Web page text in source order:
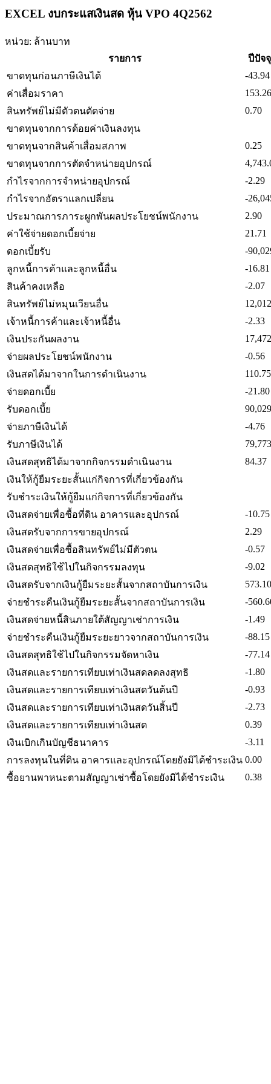
EXCEL งบกระแสเงินสด หุ้น VPO 4Q2562
หน่วย: ล้านบาท
รายการ
ปีปัจ
ขาดทุนก่อนภาษีเงินได้
-43.94
ค่าเสื่อมราคา
153.26
สินทรัพย์ไม่มีตัวตนตัดจ่าย
0.70
ขาดทุนจากการด้อยค่าเงินลงทุน
ขาดทุนจากสินค้าเสื่อมสภาพ
0.25
ขาดทุนจากการตัดจำหน่ายอุปกรณ์
กำไรจากการจำหน่ายอุปกรณ์
-2.29
กำไรจากอัตราแลกเปลี่ยน
-
ประมาณการภาระผูกพันผลประโยชน์พนักงาน
2.90
ค่าใช้จ่ายดอกเบี้ยจ่าย
21.71
ดอกเบี้ยรับ
-
ลูกหนี้การค้าและลูกหนี้อื่น
-16.81
สินค้าคงเหลือ
-2.07
สินทรัพย์ไม่หมุนเวียนอื่น
เจ้าหนี้การค้าและเจ้าหนี้อื่น
-2.33
เงินประกันผลงาน
จ่ายผลประโยชน์พนักงาน
-0.56
เงินสดได้มาจากในการดำเนินงาน
110.75
จ่ายดอกเบี้ย
-21.80
รับดอกเบี้ย
จ่ายภาษีเงินได้
-4.76
รับภาษีเงินได้
เงินสดสุทธิได้มาจากกิจกรรมดำเนินงาน
84.37
เงินให้กู้ยืมระยะสั้นแก่กิจการที่เกี่ยวข้องกัน
รับชำระเงินให้กู้ยืมแก่กิจการที่เกี่ยวข้องกัน
เงินสดจ่ายเพื่อซื้อที่ดิน อาคารและอุปกรณ์
-10.75
เงินสดรับจากการขายอุปกรณ์
2.29
เงินสดจ่ายเพื่อซื้อสินทรัพย์ไม่มีตัวตน
-0.57
เงินสดสุทธิใช้ไปในกิจกรรมลงทุน
-9.02
เงินสดรับจากเงินกู้ยืมระยะสั้นจากสถาบันการเงิน
573.10
จ่ายชำระคืนเงินกู้ยืมระยะสั้นจากสถาบันการเงิน
-
เงินสดจ่ายหนี้สินภายใต้สัญญาเช่าการเงิน
-1.49
จ่ายชำระคืนเงินกู้ยืมระยะยาวจากสถาบันการเงิน
-88.15
เงินสดสุทธิใช้ไปในกิจกรรมจัดหาเงิน
-77.14
เงินสดและรายการเทียบเท่าเงินสดลดลงสุทธิ
-1.80
เงินสดและรายการเทียบเท่าเงินสดวันต้นปี
-0.93
เงินสดและรายการเทียบเท่าเงินสดวันสิ้นปี
-2.73
เงินสดและรายการเทียบเท่าเงินสด
0.39
เงินเบิกเกินบัญชีธนาคาร
-3.11
การลงทุนในที่ดิน อาคารและอุปกรณ์โดยยังมิได้ชำระเงิน 0.00
ซื้อยานพาหนะตามสัญญาเช่าซื้อโดยยังมิได้ชำระเงิน
0.38